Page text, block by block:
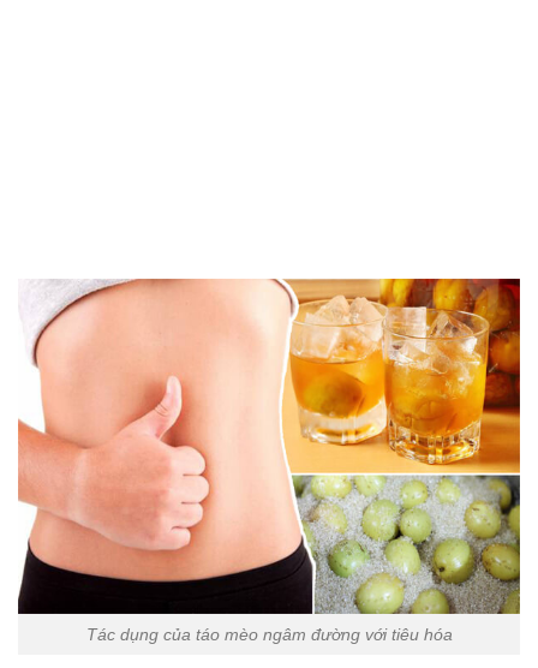
Tác dụng của táo mèo ngâm đường với tiêu hóa